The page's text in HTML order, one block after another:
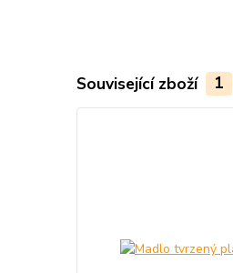
Související zboží 1